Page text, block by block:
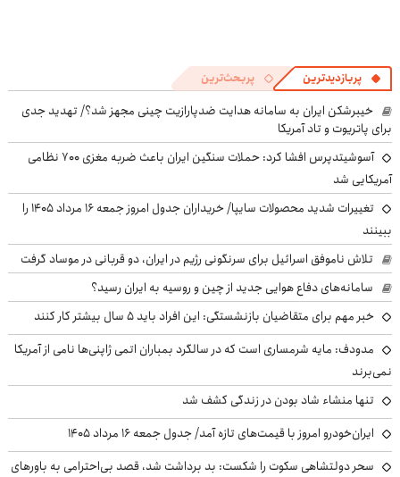
پربازدیدترین پربحث‌ترین
خیبرشکن ایران به سامانه هدایت ضدپارازیت چینی مجهز شد؟/ تهدید جدی
برای پاتریوت و تاد آمریکا
آسوشیتدپرس افشا کرد: حملات سنگین ایران باعث ضربه مغزی ۷۰۰ نظامی
آمریکایی شد
تغییرات شدید محصولات سایپا/ خریداران جدول امروز جمعه ۱۶ مرداد ۱۴۰۵ را
ببینند
تلاش ناموفق اسرائیل برای سرنگونی رژیم در ایران، دو قربانی در موساد گرفت
سامانه‌های دفاع هوایی جدید از چین و روسیه به ایران رسید؟
خبر مهم برای متقاضیان بازنشستگی: این افراد باید ۵ سال بیشتر کار کنند
مدودف: مایه شرمساری است که در سالگرد بمباران اتمی ژاپنی‌ها نامی از آمریکا
نمی‌برند
تنها منشاء شاد بودن در زندگی کشف شد
ایران‌خودرو امروز با قیمت‌های تازه آمد/ جدول جمعه ۱۶ مرداد ۱۴۰۵
سحر دولتشاهی سکوت را شکست: بد برداشت شد، قصد بی‌احترامی به باورهای